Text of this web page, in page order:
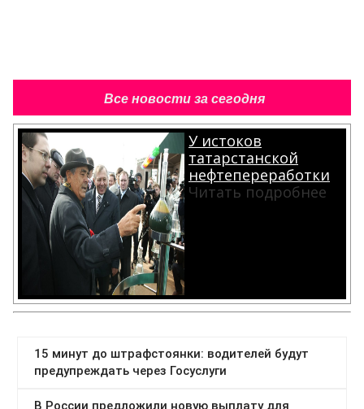
Все новости за сегодня
У истоков
татарстанской
нефтепереработки
Читать подробнее